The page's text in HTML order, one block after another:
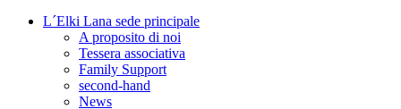
L´Elki Lana sede principale
A proposito di noi
Tessera associativa
Family Support
second-hand
News